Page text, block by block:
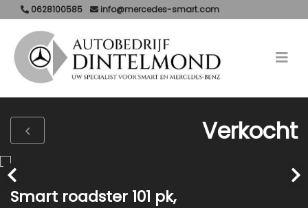
0628100585 info@mercedes-smart.com
Verkocht
Smart roadster 101 pk,